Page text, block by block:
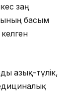
заң
басым
азық-түлік,